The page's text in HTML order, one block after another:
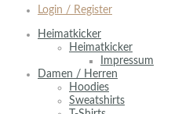
Login / Register
Heimatkicker
Heimatkicker
Impressum
Damen / Herren
Hoodies
Sweatshirts